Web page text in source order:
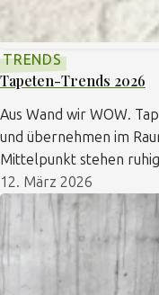
TRENDS
Tapeten-Trends 2026
Aus Wand wir WOW.
und übernehmen im
Mittelpunkt stehen
12. März 2026